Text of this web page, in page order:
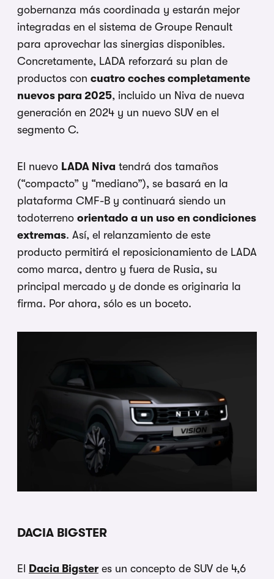
gobernanza más coordinada y estarán mejor
integradas en el sistema de Groupe Renault
para aprovechar las sinergias disponibles.
Concretamente, LADA reforzará su plan de
productos con cuatro coches completamente
nuevos para 2025, incluido un Niva de nueva
generación en 2024 y un nuevo SUV en el
segmento C.
El nuevo LADA Niva tendrá dos tamaños
(“compacto” y “mediano”), se basará en la
plataforma CMF-B y continuará siendo un
todoterreno orientado a un uso en condiciones
extremas. Así, el relanzamiento de este
producto permitirá el reposicionamiento de LADA
como marca, dentro y fuera de Rusia, su
principal mercado y de donde es originaria la
firma. Por ahora, sólo es un boceto.
DACIA BIGSTER
El Dacia Bigster es un concepto de SUV de 4,6